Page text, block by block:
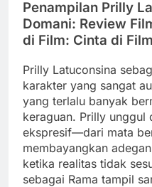
Penampilan Prilly
Domani: Review
di Film: Cinta di Film
Prilly Latuconsina
karakter yang sangat
yang terlalu banyak
keraguan. Prilly unggul
ekspresif—dari mata
membayangkan
ketika realitas tidak
sebagai Rama tampil